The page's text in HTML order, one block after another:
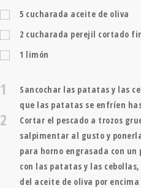
5 cucharada aceite de oliva
2 cucharada perejil cortado
1 limón
1
Sancochar las patatas y las
que las patatas se enfríen
2
Cortar el pescado a trozos
salpimentar al gusto y
para horno engrasada con un
con las patatas y las
del aceite de oliva por